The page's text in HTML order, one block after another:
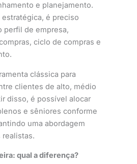
e planejamento.
é preciso
perfil de empresa,
ciclo de compras e
clássica para
clientes de alto, médio
disso, é possível alocar
e sêniores conforme
uma abordagem
realistas.
qual a diferença?